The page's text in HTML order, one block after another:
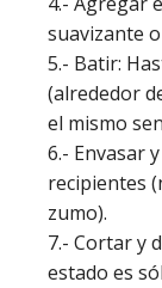
suavizante
5.- Batir:
(alrededor
el mismo
6.- Envasar
recipientes
zumo).
7.- Cortar y
estado es